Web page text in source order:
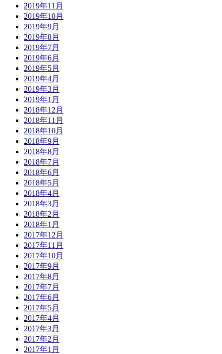
2019年11月
2019年10月
2019年9月
2019年8月
2019年7月
2019年6月
2019年5月
2019年4月
2019年3月
2019年1月
2018年12月
2018年11月
2018年10月
2018年9月
2018年8月
2018年7月
2018年6月
2018年5月
2018年4月
2018年3月
2018年2月
2018年1月
2017年12月
2017年11月
2017年10月
2017年9月
2017年8月
2017年7月
2017年6月
2017年5月
2017年4月
2017年3月
2017年2月
2017年1月